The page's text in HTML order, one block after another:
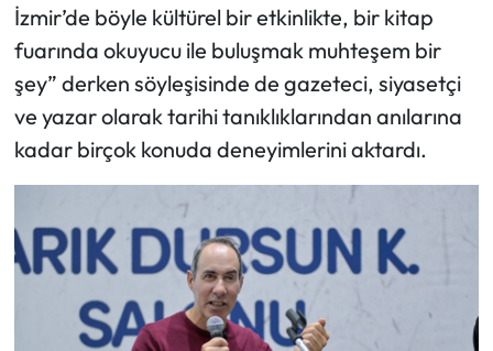
İzmir’de böyle kültürel bir etkinlikte, bir kitap
fuarında okuyucu ile buluşmak muhteşem bir
şey” derken söyleşisinde de gazeteci, siyasetçi
ve yazar olarak tarihi tanıklıklarından anılarına
kadar birçok konuda deneyimlerini aktardı.